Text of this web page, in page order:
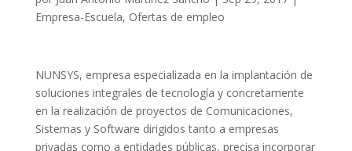
Empresa-Escuela, Ofertas de empleo
NUNSYS, empresa especializada en la implantación de
soluciones integrales de tecnología y concretamente
en la realización de proyectos de Comunicaciones,
Sistemas y Software dirigidos tanto a empresas
privadas como a entidades públicas, precisa incorporar